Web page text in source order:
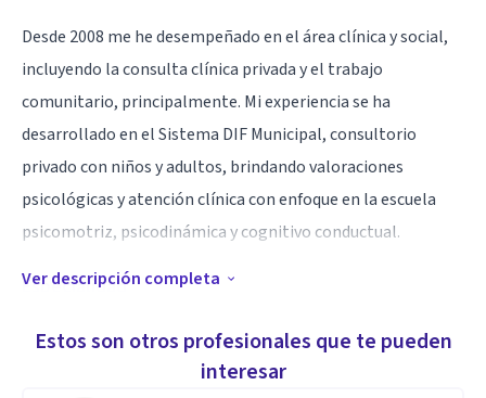
Desde 2008 me he desempeñado en el área clínica y social,
incluyendo la consulta clínica privada y el trabajo
comunitario, principalmente. Mi experiencia se ha
desarrollado en el Sistema DIF Municipal, consultorio
privado con niños y adultos, brindando valoraciones
psicológicas y atención clínica con enfoque en la escuela
psicomotriz, psicodinámica y cognitivo conductual.
Especialidad
desarrollo en la clínica por medio de la psicoterapia y la
Ver descripción completa
Estos son otros profesionales que te pueden
interesar